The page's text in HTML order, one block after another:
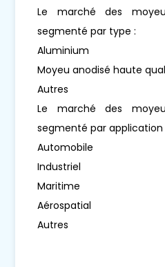
Le marché des
segmenté par type :
Aluminium
Moyeu anodisé haute
Autres
Le marché des
segmenté par application
Automobile
Industriel
Maritime
Aérospatial
Autres